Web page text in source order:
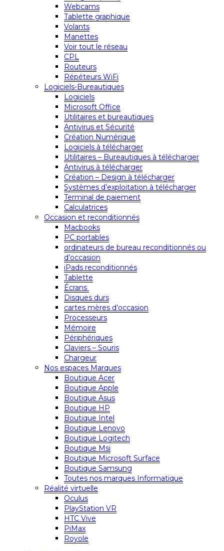
Webcams
Tablette graphique
Volants
Manettes
Voir tout le réseau
CPL
Routeurs
Répéteurs WiFi
Logiciels-Bureautiques
Logiciels
Microsoft Office
Utilitaires et bureautiques
Antivirus et Sécurité
Création Numérique
Logiciels à télécharger
Utilitaires – Bureautiques à télécharger
Antivirus à télécharger
Création – Design à télécharger
Systèmes d’exploitation à télécharger
Terminal de paiement
Calculatrices
Occasion et reconditionnés
Macbooks
PC portables
ordinateurs de bureau reconditionnés ou
d’occasion
iPads reconditionnés
Tablette
Écrans
Disques durs
cartes mères d’occasion
Processeurs
Mémoire
Périphériques
Claviers – Souris
Chargeur
Nos espaces Marques
Boutique Acer
Boutique Apple
Boutique Asus
Boutique HP
Boutique Intel
Boutique Lenovo
Boutique Logitech
Boutique Msi
Boutique Microsoft Surface
Boutique Samsung
Toutes nos marques Informatique
Réalité virtuelle
Oculus
PlayStation VR
HTC Vive
PiMax
Royole